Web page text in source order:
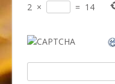
2 × = 14